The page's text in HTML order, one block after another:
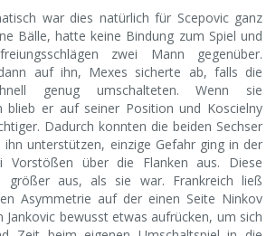
war dies natürlich für Scepovic ganz
Bälle, hatte keine Bindung zum Spiel und
zwei Mann gegenüber.
auf ihn, Mexes sicherte ab, falls die
genug umschalteten. Wenn sie
blieb er auf seiner Position und Koscielny
Dadurch konnten die beiden Sechser
ihn unterstützen, einzige Gefahr ging in der
Vorstößen über die Flanken aus. Diese
größer aus, als sie war. Frankreich ließ
Asymmetrie auf der einen Seite Ninkov
Jankovic bewusst etwas aufrücken, um sich